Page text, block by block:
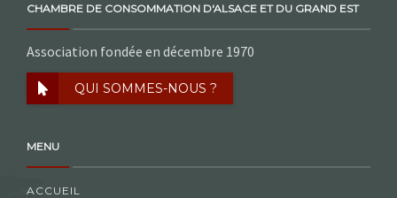
CHAMBRE DE CONSOMMATION D'ALSACE ET DU GRAND EST
Association fondée en décembre 1970
QUI SOMMES-NOUS ?
MENU
ACCUEIL